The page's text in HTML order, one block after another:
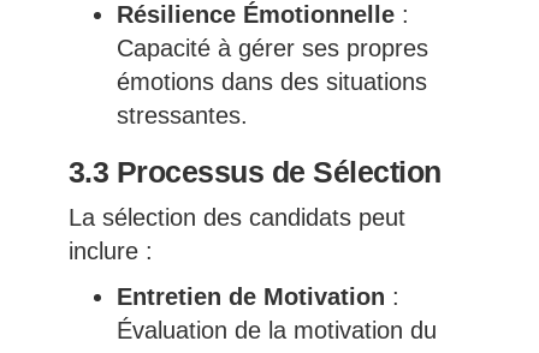
Résilience Émotionnelle:
Capacité à gérer ses propres
émotions dans des situations
stressantes.
3.3 Processus de Sélection
La sélection des candidats peut
inclure :
Entretien de Motivation :
Évaluation de la motivation du